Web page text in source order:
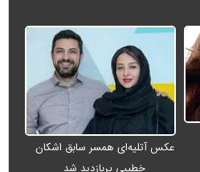
عکس آتلیه‌ای همسر سابق اشکان